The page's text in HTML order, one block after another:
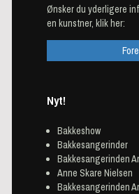
Ønsker du yderligere
en kunstner, klik her:
Nyt!
Bakkeshow
Bakkesangerinder
Bakkesangerinden
Anne Skare Nielsen
Bakkesangerinden